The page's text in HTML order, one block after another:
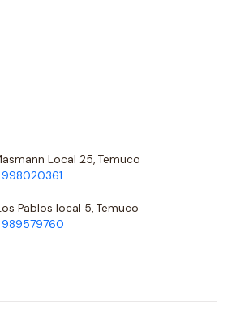
Masmann Local 25, Temuco
998020361
Los Pablos local 5, Temuco
989579760